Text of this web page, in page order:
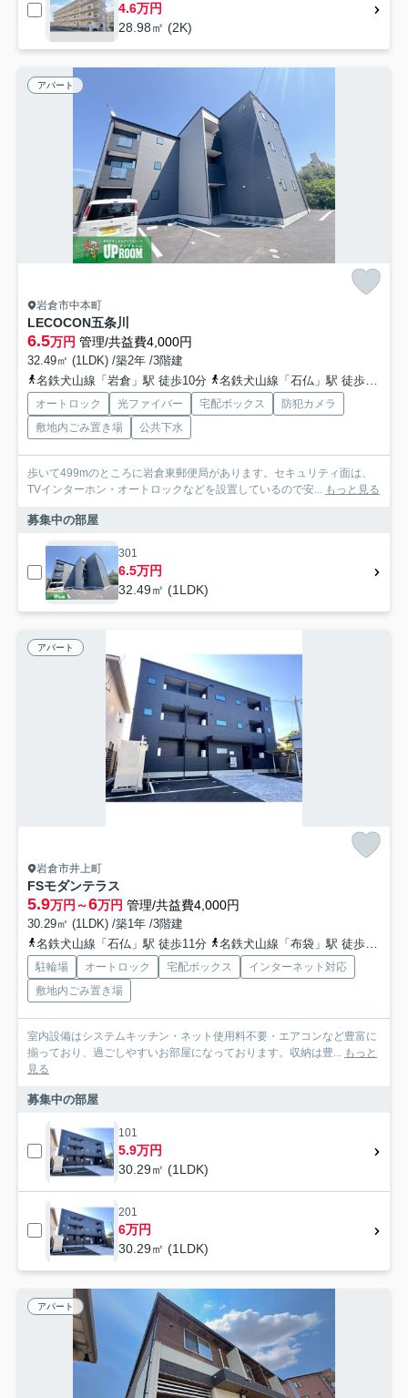
4.6万円
28.98㎡ (2K)
アパート
岩倉市中本町
LECOCON五条川
6.5万円 管理/共益費4,000円
32.49㎡ (1LDK) /築2年 /3階建
名鉄犬山線「岩倉」駅 徒歩10分
名鉄犬山線「石仏」駅 徒歩29分
オートロック 光ファイバー 宅配ボックス
防犯カメラ
敷地内ごみ置き場
公共下水
歩いて499mのところに岩倉東郵便局があります。セキュリティ面は、
TVインターホン・オートロックなどを設置しているので安... もっと見る
募集中の部屋
301
6.5万円
32.49㎡ (1LDK)
アパート
岩倉市井上町
FSモダンテラス
5.9万円～6万円 管理/共益費4,000円
30.29㎡ (1LDK) /築1年 /3階建
名鉄犬山線「石仏」駅 徒歩11分
名鉄犬山線「布袋」駅 徒歩32分
駐輪場 オートロック 宅配ボックス
インターネット対応
敷地内ごみ置き場
室内設備はシステムキッチン・ネット使用料不要・エアコンなど豊富に
揃っており、過ごしやすいお部屋になっております。収納は豊...
もっと
見る
募集中の部屋
101
5.9万円
30.29㎡ (1LDK)
201
6万円
30.29㎡ (1LDK)
アパート